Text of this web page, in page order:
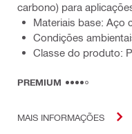
carbono) para
Materiais base: Aço
Condições
Classe do produto:
PREMIUM
MAIS INFORMAÇÕES